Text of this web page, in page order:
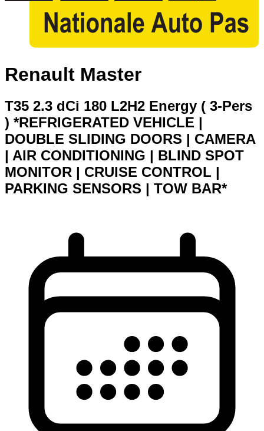
Renault Master
T35 2.3 dCi 180 L2H2 Energy ( 3-Pers
) *REFRIGERATED VEHICLE |
DOUBLE SLIDING DOORS | CAMERA
| AIR CONDITIONING | BLIND SPOT
MONITOR | CRUISE CONTROL |
PARKING SENSORS | TOW BAR*